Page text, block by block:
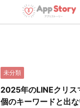
未分類
2025年のLINEクリス
個のキーワードと出